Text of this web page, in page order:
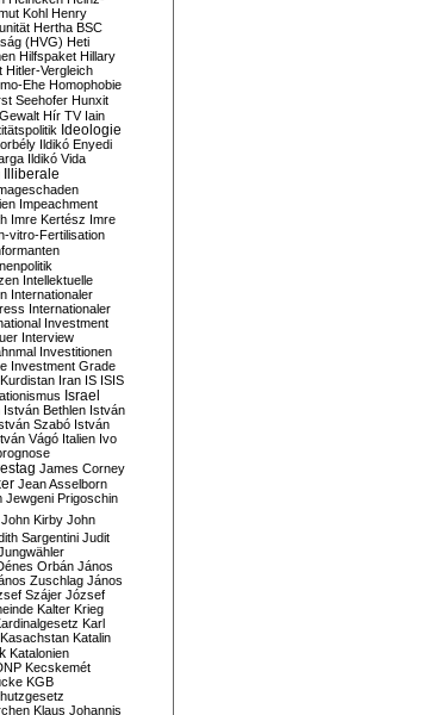
Kohl Henry
Hertha BSC
(HVG) Heti
Hilfspaket Hillary
Hitler-Vergleich
Ehe Homophobie
Seehofer Hunxit
Hír TV Iain
Ideologie
Ildikó Enyedi
Ildikó Vida
Illiberale
Impeachment
Imre Kertész Imre
vitro-Fertilisation
Intellektuelle
Internationaler
Internationaler
Investment
Interview
Investitionen
Investment Grade
Iran IS ISIS
Israel
István Bethlen István
Szabó István
Vágó Italien Ivo
James Corney
Jean Asselborn
Jewgeni Prigoschin
John Kirby John
Sargentini Judit
Orbán János
Zuschlag János
Szájer József
Kalter Krieg
Karl
Kasachstan Katalin
Katalonien
Kecskemét
KGB
Klaus Johannis